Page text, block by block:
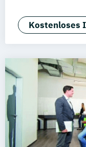
(Duales
Studium)
Public
Werbe- und
Kostenloses